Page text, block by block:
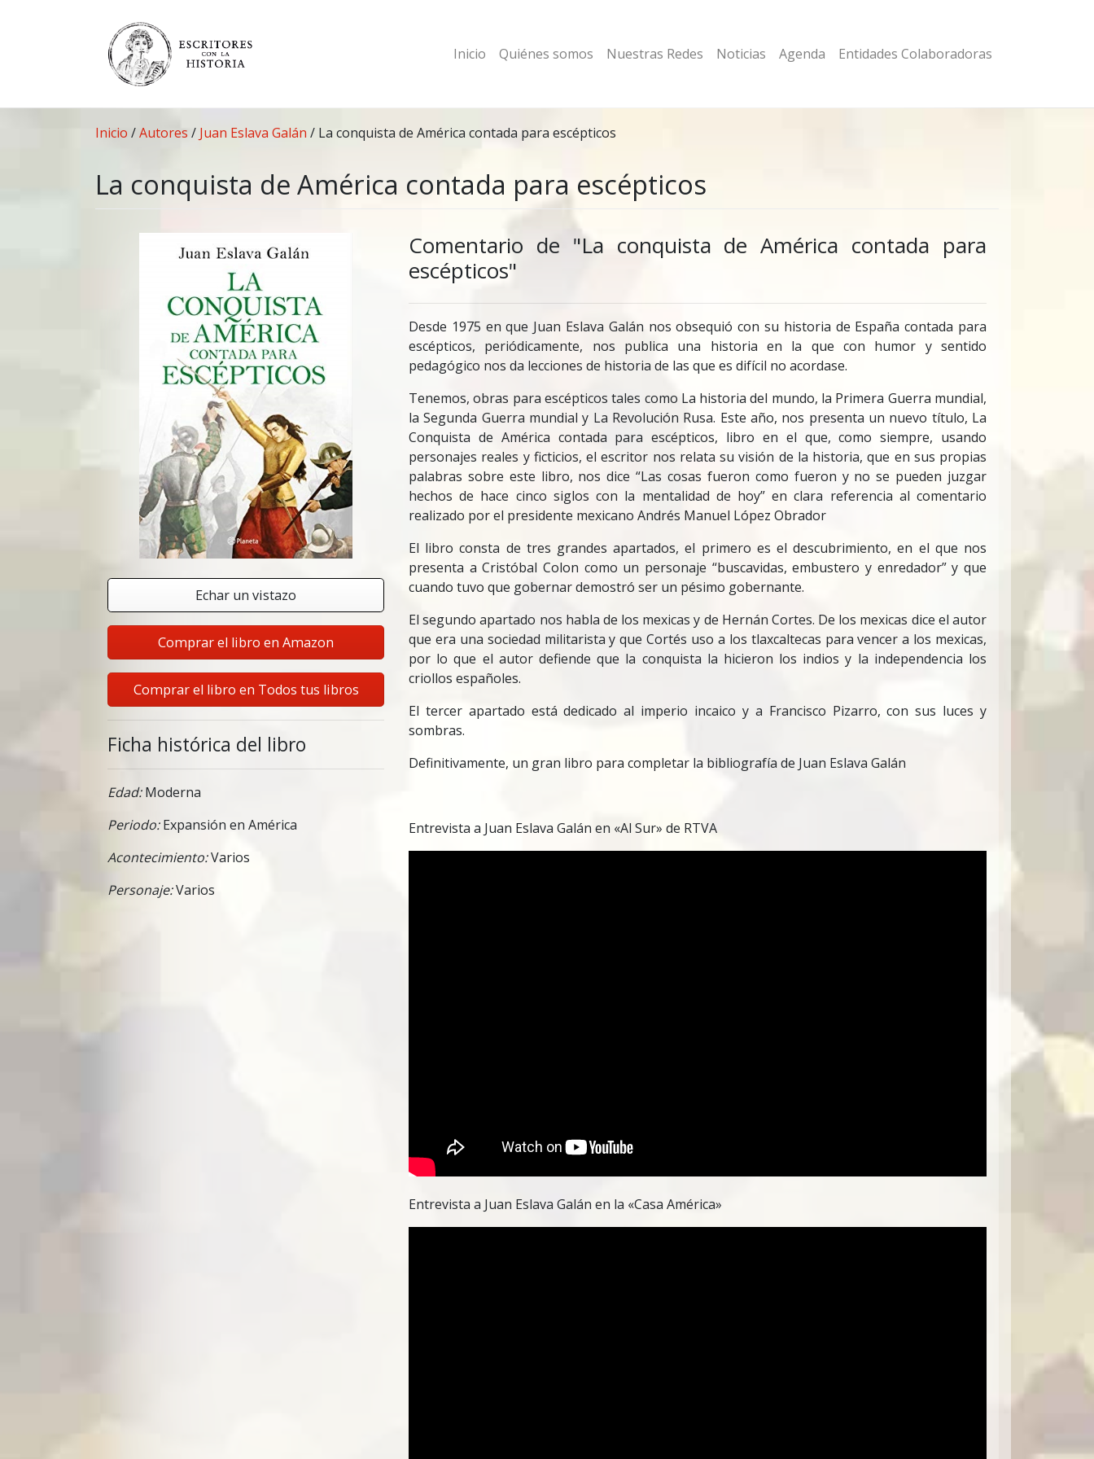
Inicio Quiénes somos Nuestras Redes Noticias Agenda Entidades Colaboradoras
Inicio /Autores / Juan Eslava Galán / La conquista de América contada para escépticos
La conquista de América contada para escépticos
Echar un vistazo
Comprar el libro en Amazon
Comprar el libro en Todos tus libros
Ficha histórica del libro
Edad:Moderna
Periodo:Expansión en América
Acontecimiento:Varios
Personaje:Varios
Comentario de "La conquista de América contada para
escépticos"
Desde 1975 en que Juan Eslava Galán nos obsequió con su historia de España contada para
escépticos, periódicamente, nos publica una historia en la que con humor y sentido
pedagógico nos da lecciones de historia de las que es difícil no acordase.
Tenemos, obras para escépticos tales como La historia del mundo, la Primera Guerra mundial,
la Segunda Guerra mundial y La Revolución Rusa. Este año, nos presenta un nuevo título, La
Conquista de América contada para escépticos, libro en el que, como siempre, usando
personajes reales y ficticios, el escritor nos relata su visión de la historia, que en sus propias
palabras sobre este libro, nos dice “Las cosas fueron como fueron y no se pueden juzgar
hechos de hace cinco siglos con la mentalidad de hoy” en clara referencia al comentario
realizado por el presidente mexicano Andrés Manuel López Obrador
El libro consta de tres grandes apartados, el primero es el descubrimiento, en el que nos
presenta a Cristóbal Colon como un personaje “buscavidas, embustero y enredador” y que
cuando tuvo que gobernar demostró ser un pésimo gobernante.
El segundo apartado nos habla de los mexicas y de Hernán Cortes. De los mexicas dice el autor
que era una sociedad militarista y que Cortés uso a los tlaxcaltecas para vencer a los mexicas,
por lo que el autor defiende que la conquista la hicieron los indios y la independencia los
criollos españoles.
El tercer apartado está dedicado al imperio incaico y a Francisco Pizarro, con sus luces y
sombras.
Definitivamente, un gran libro para completar la bibliografía de Juan Eslava Galán
Entrevista a Juan Eslava Galán en «Al Sur» de RTVA
Entrevista a Juan Eslava Galán en la «Casa América»